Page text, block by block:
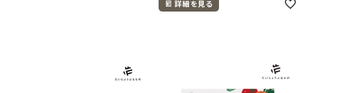
詳細を見る